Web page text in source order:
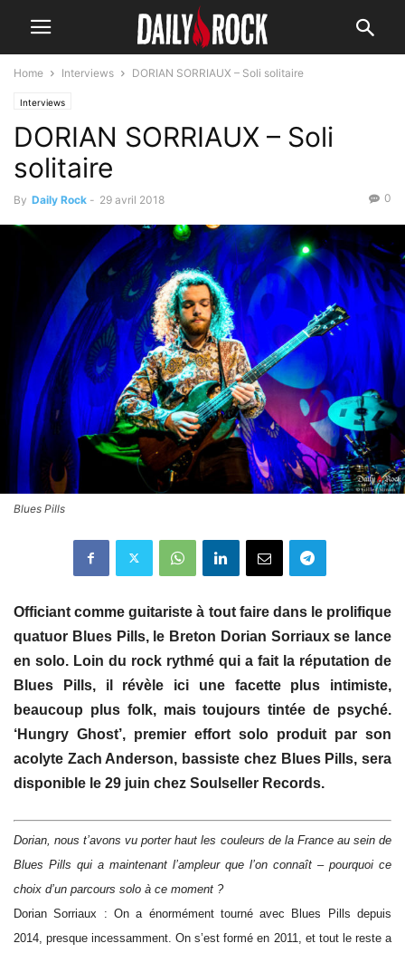
Home Interviews DORIAN SORRIAUX – Soli solitaire
Interviews
DORIAN SORRIAUX – Soli
solitaire
By Daily Rock - 29 avril 2018 0
Blues Pills
Officiant comme guitariste à tout faire dans le prolifique
quatuor Blues Pills, le Breton Dorian Sorriaux se lance
en solo. Loin du rock rythmé qui a fait la réputation de
Blues Pills, il révèle ici une facette plus intimiste,
beaucoup plus folk, mais toujours tintée de psyché.
‘Hungry Ghost’, premier effort solo produit par son
acolyte Zach Anderson, bassiste chez Blues Pills, sera
disponible le 29 juin chez Soulseller Records.
Dorian, nous t’avons vu porter haut les couleurs de la France au sein de
Blues Pills qui a maintenant l’ampleur que l’on connaît – pourquoi ce
choix d’un parcours solo à ce moment ?
Dorian Sorriaux : On a énormément tourné avec Blues Pills depuis
2014, presque incessamment. On s’est formé en 2011, et tout le reste a